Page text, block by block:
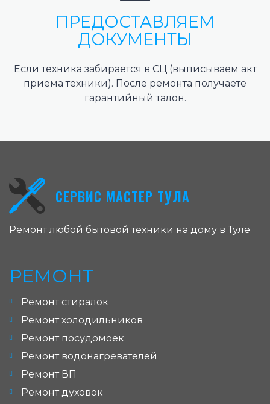
ПРЕДОСТАВЛЯЕМ
ДОКУМЕНТЫ
Если техника забирается в СЦ (выписываем акт
приема техники). После ремонта получаете
гарантийный талон.
СЕРВИС МАСТЕР ТУЛА
Ремонт любой бытовой техники на дому в Туле
РЕМОНТ
Ремонт стиралок
Ремонт холодильников
Ремонт посудомоек
Ремонт водонагревателей
Ремонт ВП
Ремонт духовок